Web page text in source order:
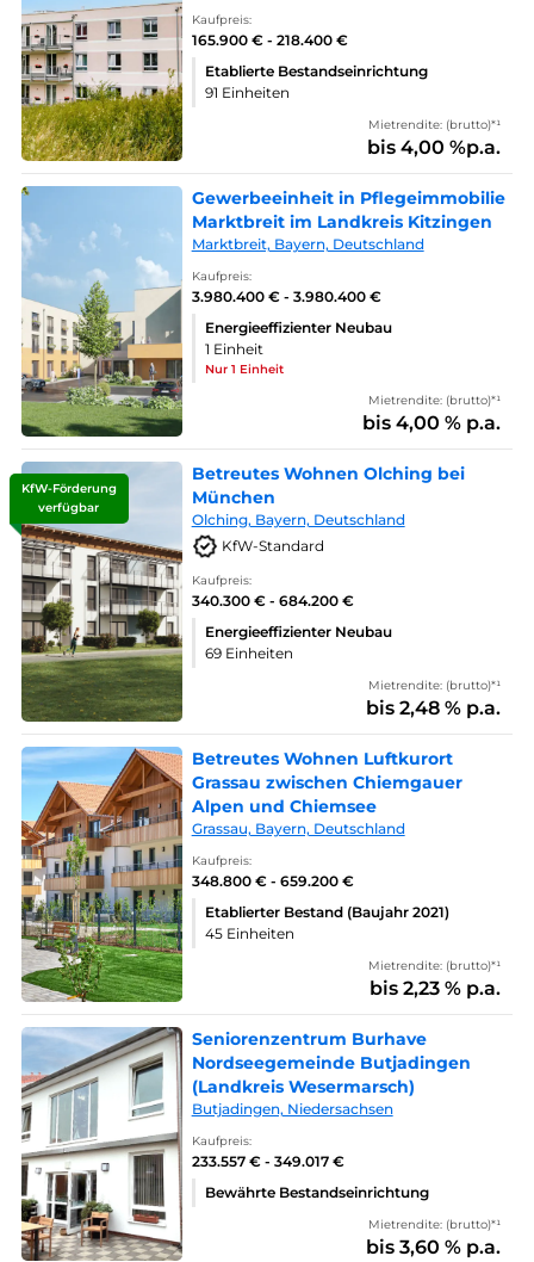
Kaufpreis:
165.900 € - 218.400 €
Etablierte Bestandseinrichtung
91 Einheiten
Mietrendite: (brutto)*¹
bis 4,00 %p.a.
Gewerbeeinheit in Pflegeimmobilie
Marktbreit im Landkreis Kitzingen
Marktbreit, Bayern, Deutschland
Kaufpreis:
3.980.400 € - 3.980.400 €
Energieeffizienter Neubau
1 Einheit
Nur 1 Einheit
Mietrendite: (brutto)*¹
bis 4,00 % p.a.
KfW-Förderung
verfügbar
Betreutes Wohnen Olching bei
München
Olching, Bayern, Deutschland
KfW-Standard
Kaufpreis:
340.300 € - 684.200 €
Energieeffizienter Neubau
69 Einheiten
Mietrendite: (brutto)*¹
bis 2,48 % p.a.
Betreutes Wohnen Luftkurort
Grassau zwischen Chiemgauer
Alpen und Chiemsee
Grassau, Bayern, Deutschland
Kaufpreis:
348.800 € - 659.200 €
Etablierter Bestand (Baujahr 2021)
45 Einheiten
Mietrendite: (brutto)*¹
bis 2,23 % p.a.
Seniorenzentrum Burhave
Nordseegemeinde Butjadingen
(Landkreis Wesermarsch)
Butjadingen, Niedersachsen
Kaufpreis:
233.557 € - 349.017 €
Bewährte Bestandseinrichtung
Mietrendite: (brutto)*¹
bis 3,60 % p.a.